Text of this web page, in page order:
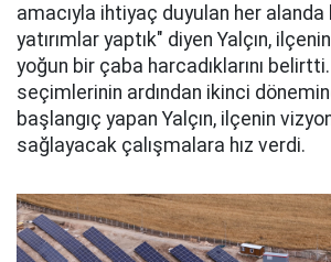
amacıyla ihtiyaç duyulan her
yatırımlar yaptık" diyen Yalçın,
yoğun bir çaba harcadıklarını
seçimlerinin ardından ikinci
başlangıç yapan Yalçın, ilçenin
sağlayacak çalışmalara hız verdi.